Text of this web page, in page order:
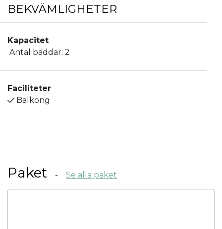
BEKVÄMLIGHETER
Kapacitet
Antal bäddar: 2
Faciliteter
Balkong
Paket Se alla paket